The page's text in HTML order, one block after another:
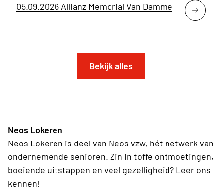
05.09.2026 Allianz Memorial Van Damme
Bekijk alles
Neos Lokeren
Neos Lokeren is deel van Neos vzw, hét netwerk van
ondernemende senioren. Zin in toffe ontmoetingen,
boeiende uitstappen en veel gezelligheid? Leer ons
kennen!